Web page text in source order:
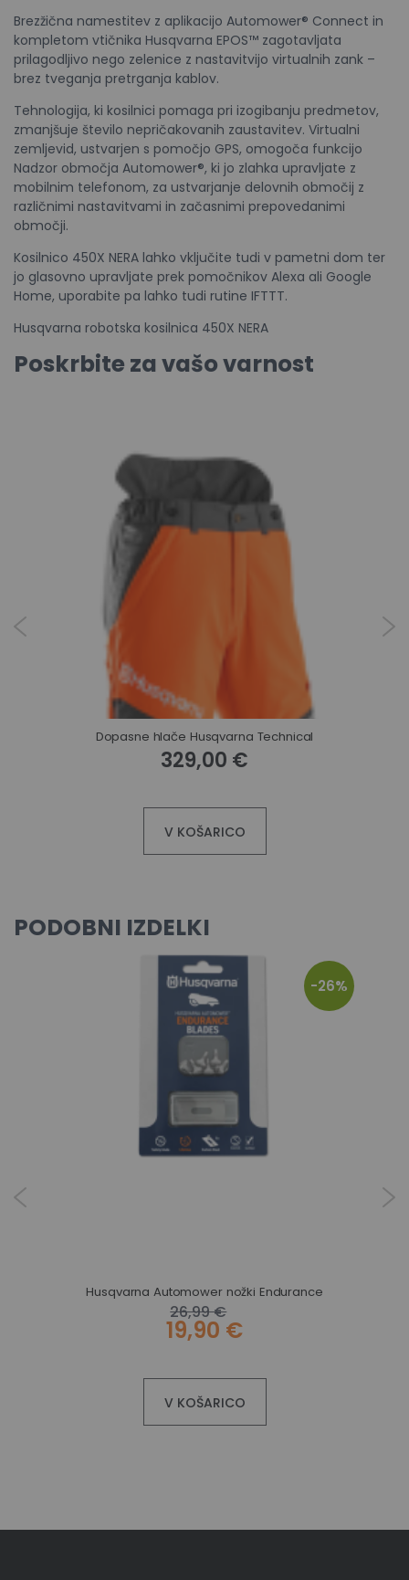
Brezžična namestitev z aplikacijo Automower® Connect in
kompletom vtičnika Husqvarna EPOS™ zagotavljata
prilagodljivo nego zelenice z nastavitvijo virtualnih zank –
brez tveganja pretrganja kablov.
Tehnologija, ki kosilnici pomaga pri izogibanju predmetov,
zmanjšuje število nepričakovanih zaustavitev. Virtualni
zemljevid, ustvarjen s pomočjo GPS, omogoča funkcijo
Nadzor območja Automower®, ki jo zlahka upravljate z
mobilnim telefonom, za ustvarjanje delovnih območij z
različnimi nastavitvami in začasnimi prepovedanimi
območji.
Kosilnico 450X NERA lahko vključite tudi v pametni dom ter
jo glasovno upravljate prek pomočnikov Alexa ali Google
Home, uporabite pa lahko tudi rutine IFTTT.
Husqvarna robotska kosilnica 450X NERA
Poskrbite za vašo varnost
Dopasne hlače Husqvarna Technical
329,00 €
V KOŠARICO
PODOBNI IZDELKI
-26%
Husqvarna Automower nožki Endurance
26,99 €
19,90 €
V KOŠARICO